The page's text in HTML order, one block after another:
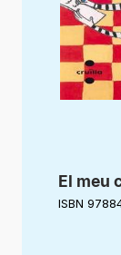
El meu
ISBN